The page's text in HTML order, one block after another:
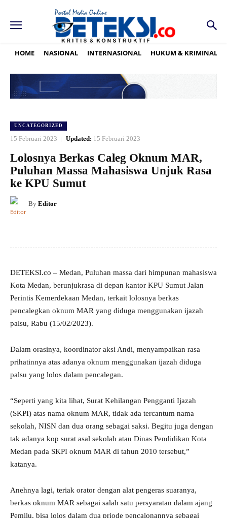
HOME NASIONAL INTERNASIONAL HUKUM & KRIMINAL
UNCATEGORIZED
15 Februari 2023 Updated: 15 Februari 2023
Lolosnya Berkas Caleg Oknum MAR,
Puluhan Massa Mahasiswa Unjuk Rasa
ke KPU Sumut
By Editor
DETEKSI.co – Medan, Puluhan massa dari himpunan mahasiswa
Kota Medan, berunjukrasa di depan kantor KPU Sumut Jalan
Perintis Kemerdekaan Medan, terkait lolosnya berkas
pencalegkan oknum MAR yang diduga menggunakan ijazah
palsu, Rabu (15/02/2023).
Dalam orasinya, koordinator aksi Andi, menyampaikan rasa
prihatinnya atas adanya oknum menggunakan ijazah diduga
palsu yang lolos dalam pencalegan.
“Seperti yang kita lihat, Surat Kehilangan Pengganti Ijazah
(SKPI) atas nama oknum MAR, tidak ada tercantum nama
sekolah, NISN dan dua orang sebagai saksi. Begitu juga dengan
tak adanya kop surat asal sekolah atau Dinas Pendidikan Kota
Medan pada SKPI oknum MAR di tahun 2010 tersebut,”
katanya.
Anehnya lagi, teriak orator dengan alat pengeras suaranya,
berkas oknum MAR sebagai salah satu persyaratan dalam ajang
Pemilu, bisa lolos dalam dua priode pencalonannya sebagai